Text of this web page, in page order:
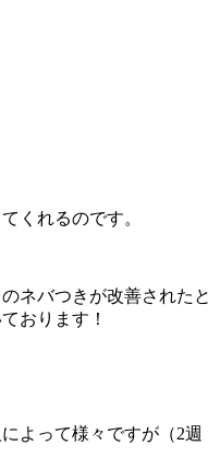
くれるのです。
ネバつきが改善されたと
おります！
よって様々ですが（2週